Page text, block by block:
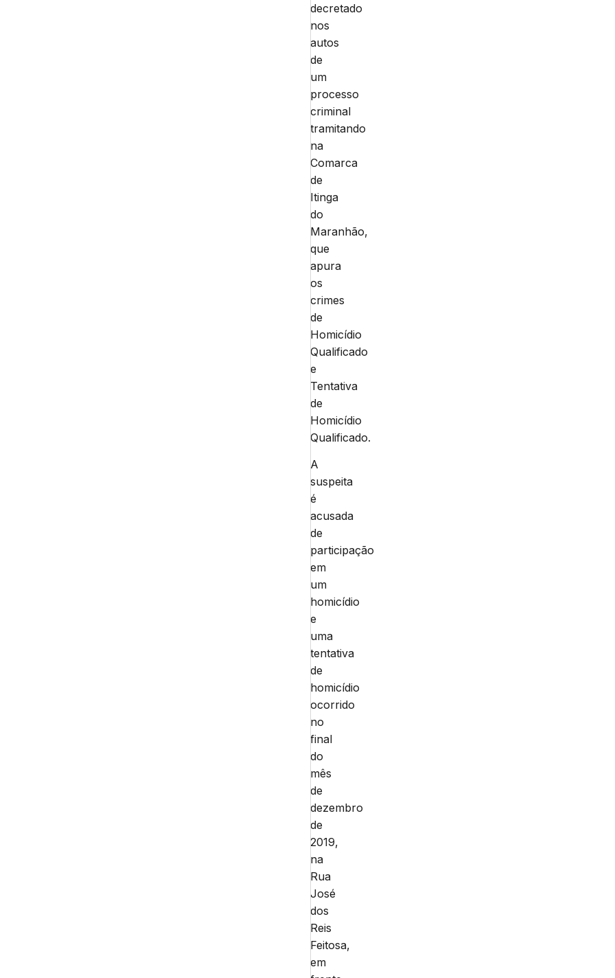
decretado
nos
autos
de
um
processo
criminal
tramitando
na
Comarca
de
Itinga
do
Maranhão,
que
apura
os
crimes
de
Homicídio
Qualificado
e
Tentativa
de
Homicídio
Qualificado.
A
suspeita
é
acusada
de
participação
em
um
homicídio
e
uma
tentativa
de
homicídio
ocorrido
no
final
do
mês
de
dezembro
de
2019,
na
Rua
José
dos
Reis
Feitosa,
em